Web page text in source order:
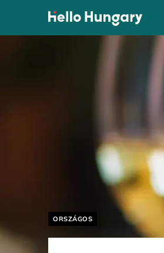
Ugrás a tartalomhoz
Helyszín címkék:
ORSZÁGOS